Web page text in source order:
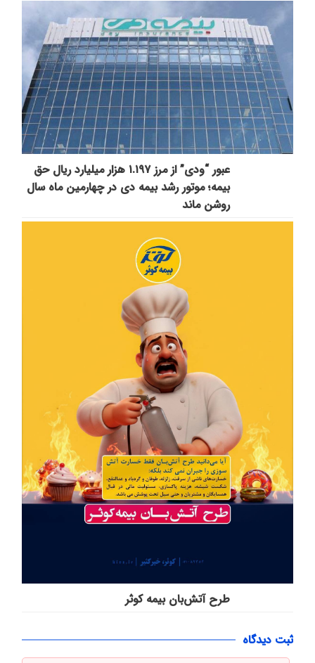
عبور “ودی” از مرز ۱.۱۹۷ هزار میلیارد ریال حق
بیمه؛ موتور رشد بیمه دی در چهارمین ماه سال
روشن ماند
طرح آتش‌بان بیمه کوثر
ثبت دیدگاه